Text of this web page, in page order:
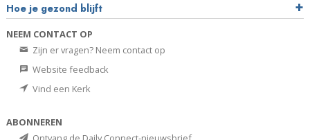
Hoe je gezond blijft
NEEM CONTACT OP
Zijn er vragen? Neem contact op
Website feedback
Vind een Kerk
ABONNEREN